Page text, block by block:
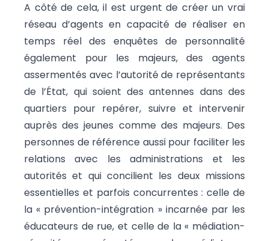
A côté de cela, il est urgent de créer un vrai
réseau d’agents en capacité de réaliser en
temps réel des enquêtes de personnalité
également pour les majeurs, des agents
assermentés avec l’autorité de représentants
de l’État, qui soient des antennes dans des
quartiers pour repérer, suivre et intervenir
auprès des jeunes comme des majeurs. Des
personnes de référence aussi pour faciliter les
relations avec les administrations et les
autorités et qui concilient les deux missions
essentielles et parfois concurrentes : celle de
la « prévention-intégration » incarnée par les
éducateurs de rue, et celle de la « médiation-